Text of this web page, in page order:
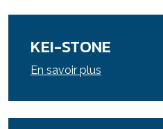
KEI-STONE
En savoir plus